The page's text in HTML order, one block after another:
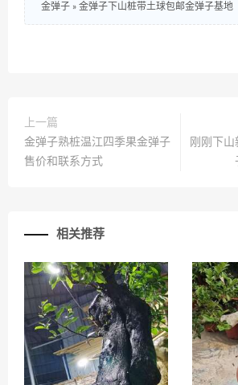
金弹子 » 金弹子下山桩带土球包邮金弹子基地
上一篇
金弹子熟桩温江四季果金弹子
售价和联系方式
刚刚下
相关推荐